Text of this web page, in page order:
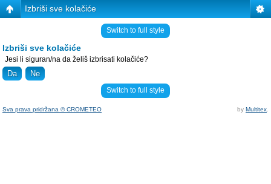
Izbriši sve kolačiće
Switch to full style
Izbriši sve kolačiće
Jesi li siguran/na da želiš izbrisati kolačiće?
Switch to full style
Sva prava pridržana © CROMETEO by Multitex